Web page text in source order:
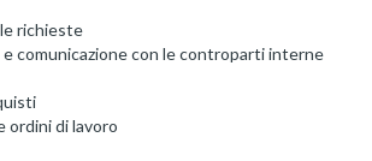
richieste
comunicazione con le controparti interne
ordini di lavoro